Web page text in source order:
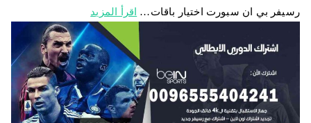
رسيفر بي ان سبورت اختيار باقات…
اقرأ المزيد